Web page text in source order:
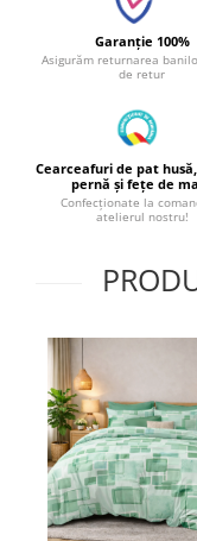
Garanție 100%
Asigurăm returnarea
de retur
Cearceafuri de pat
pernă și fețe de
Confecționate la
atelierul nostru!